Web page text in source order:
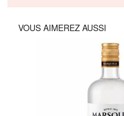
VOUS AIMEREZ AUSSI